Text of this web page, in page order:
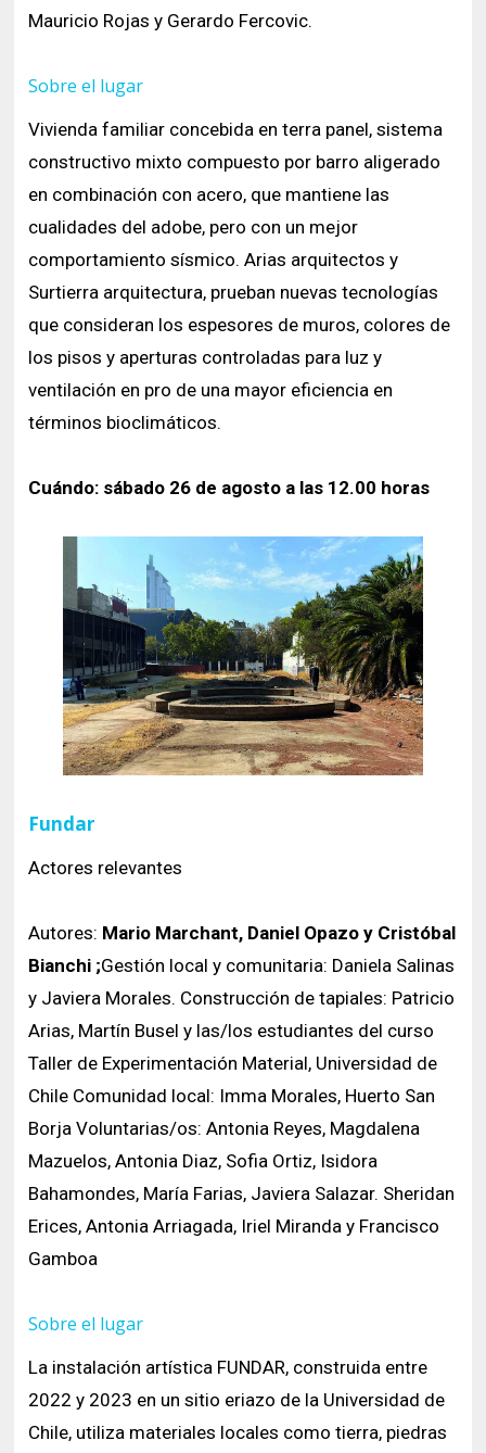
Mauricio Rojas y Gerardo Fercovic.
Sobre el lugar
Vivienda familiar concebida en terra panel, sistema
constructivo mixto compuesto por barro aligerado
en combinación con acero, que mantiene las
cualidades del adobe, pero con un mejor
comportamiento sísmico. Arias arquitectos y
Surtierra arquitectura, prueban nuevas tecnologías
que consideran los espesores de muros, colores de
los pisos y aperturas controladas para luz y
ventilación en pro de una mayor eficiencia en
términos bioclimáticos.
Cuándo: sábado 26 de agosto a las 12.00 horas
Fundar
Actores relevantes
Autores: Mario Marchant, Daniel Opazo y Cristóbal
Bianchi ;Gestión local y comunitaria: Daniela Salinas
y Javiera Morales. Construcción de tapiales: Patricio
Arias, Martín Busel y las/los estudiantes del curso
Taller de Experimentación Material, Universidad de
Chile Comunidad local: Imma Morales, Huerto San
Borja Voluntarias/os: Antonia Reyes, Magdalena
Mazuelos, Antonia Diaz, Sofia Ortiz, Isidora
Bahamondes, María Farias, Javiera Salazar. Sheridan
Erices, Antonia Arriagada, Iriel Miranda y Francisco
Gamboa
Sobre el lugar
La instalación artística FUNDAR, construida entre
2022 y 2023 en un sitio eriazo de la Universidad de
Chile, utiliza materiales locales como tierra, piedras